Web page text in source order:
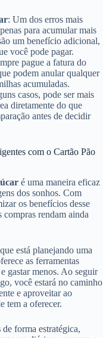
: Um dos erros mais
para acumular mais
um benefício adicional,
você pode pagar.
pague a fatura do
podem anular qualquer
acumuladas.
casos, pode ser mais
diretamente do que
antes de decidir
com o Cartão Pão
é uma maneira eficaz
dos sonhos. Com
os benefícios desse
rendam ainda
está planejando uma
as ferramentas
gastar menos. Ao seguir
você estará no caminho
e aproveitar ao
tem a oferecer.
de forma estratégica,